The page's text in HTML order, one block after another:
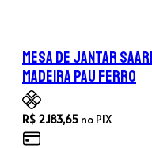
Mesa de Jantar
Madeira Pau Ferro
R$ 2.183,65 no PIX